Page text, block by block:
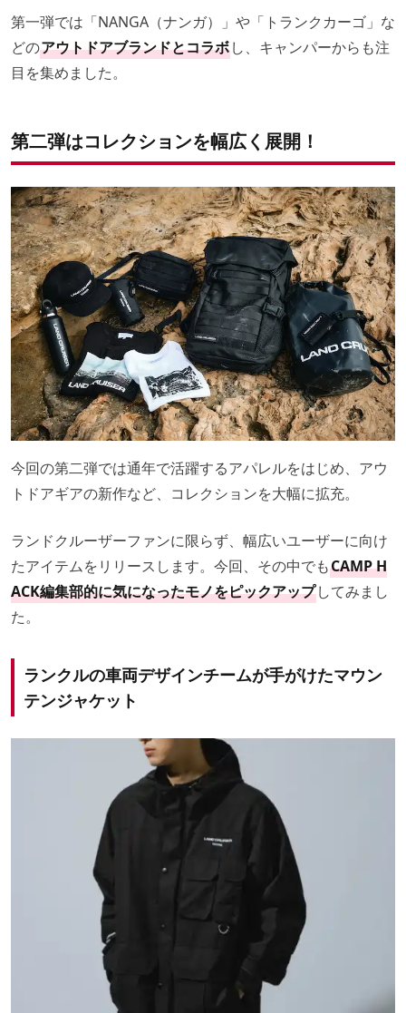
第一弾では「NANGA（ナンガ）」や「トランクカーゴ」な
どのアウトドアブランドとコラボし、キャンパーからも注
目を集めました。
第二弾はコレクションを幅広く展開！
今回の第二弾では通年で活躍するアパレルをはじめ、アウ
トドアギアの新作など、コレクションを大幅に拡充。
ランドクルーザーファンに限らず、幅広いユーザーに向け
たアイテムをリリースします。今回、その中でもCAMP H
ACK編集部的に気になったモノをピックアップしてみまし
た。
ランクルの車両デザインチームが手がけたマウン
テンジャケット